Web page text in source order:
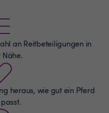
an Reitbeteiligungen in
Nähe.
heraus, wie gut ein Pferd